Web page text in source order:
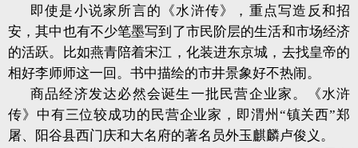
即使是小说家所言的《水浒传》，重点写造反和招
安，其中也有不少笔墨写到了市民阶层的生活和市场经济
的活跃。比如燕青陪着宋江，化装进东京城，去找皇帝的
相好李师师这一回。书中描绘的市井景象好不热闹。
商品经济发达必然会诞生一批民营企业家。《水浒
传》中有三位较成功的民营企业家，即渭州“镇关西”郑
屠、阳谷县西门庆和大名府的著名员外玉麒麟卢俊义。